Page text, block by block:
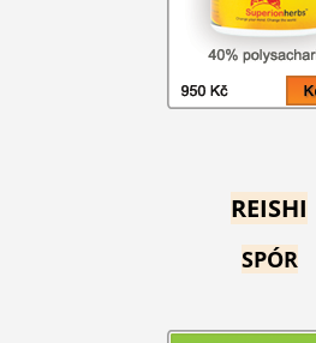
REISHI
SPÓR